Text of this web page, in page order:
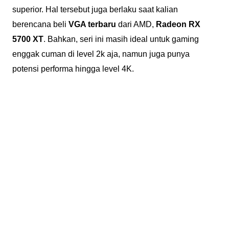
superior. Hal tersebut juga berlaku saat kalian
berencana beli VGA terbaru dari AMD, Radeon RX
5700 XT. Bahkan, seri ini masih ideal untuk gaming
enggak cuman di level 2k aja, namun juga punya
potensi performa hingga level 4K.